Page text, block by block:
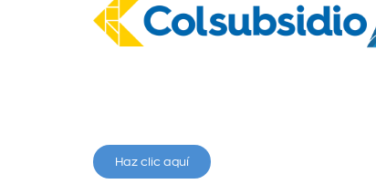
Haz clic aquí